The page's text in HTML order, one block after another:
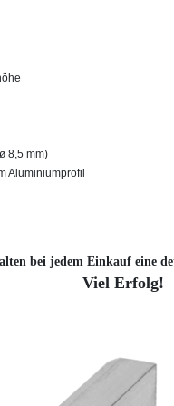
8,5 mm)
Aluminiumprofil
bei jedem Einkauf eine
Viel Erfolg!